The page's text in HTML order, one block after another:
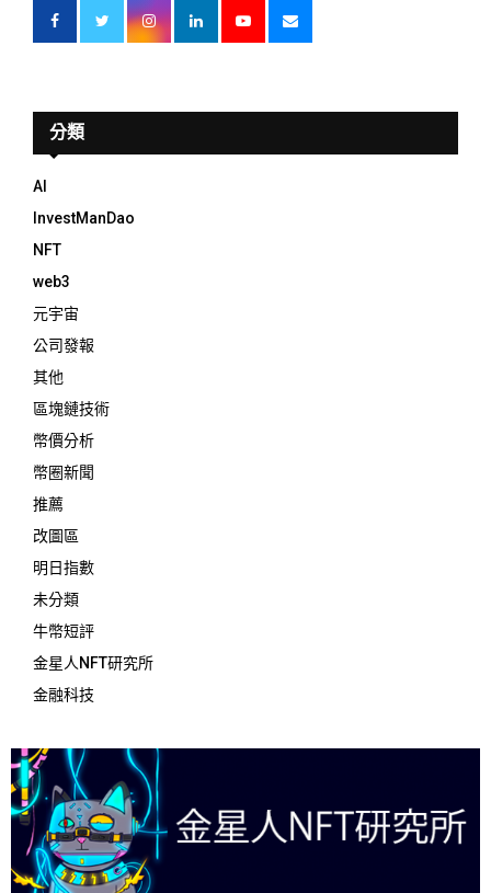
分類
AI
InvestManDao
NFT
web3
元宇宙
公司發報
其他
區塊鏈技術
幣價分析
幣圈新聞
推薦
改圖區
明日指數
未分類
牛幣短評
金星人NFT研究所
金融科技